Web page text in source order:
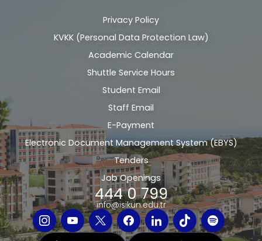
Alt
bilgi
Privacy Policy
KVKK (Personal Data Protection Law)
Academic Calendar
Shuttle Service Hours
Student Email
Staff Email
E-Payment
Electronic Document Management System (EBYS)
Tenders
Job Openings
444 0 799
info@isikun.edu.tr